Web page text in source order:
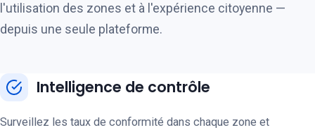
l'utilisation des zones et à l'expérience citoyenne —
depuis une seule plateforme.
Intelligence de contrôle
Surveillez les taux de conformité dans chaque zone et